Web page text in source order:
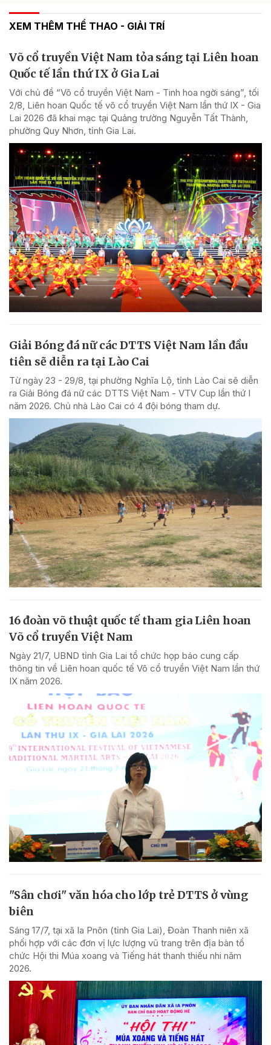
XEM THÊM THỂ THAO - GIẢI TRÍ
Võ cổ truyền Việt Nam tỏa sáng tại Liên hoan
Quốc tế lần thứ IX ở Gia Lai
Với chủ đề “Võ cổ truyền Việt Nam - Tinh hoa ngời sáng”, tối
2/8, Liên hoan Quốc tế võ cổ truyền Việt Nam lần thứ IX - Gia
Lai 2026 đã khai mạc tại Quảng trường Nguyễn Tất Thành,
phường Quy Nhơn, tỉnh Gia Lai.
Giải Bóng đá nữ các DTTS Việt Nam lần đầu
tiên sẽ diễn ra tại Lào Cai
Từ ngày 23 - 29/8, tại phường Nghĩa Lộ, tỉnh Lào Cai sẽ diễn
ra Giải Bóng đá nữ các DTTS Việt Nam - VTV Cup lần thứ I
năm 2026. Chủ nhà Lào Cai có 4 đội bóng tham dự.
16 đoàn võ thuật quốc tế tham gia Liên hoan
Võ cổ truyền Việt Nam
Ngày 21/7, UBND tỉnh Gia Lai tổ chức họp báo cung cấp
thông tin về Liên hoan quốc tế Võ cổ truyền Việt Nam lần thứ
IX năm 2026.
"Sân chơi" văn hóa cho lớp trẻ DTTS ở vùng
biên
Sáng 17/7, tại xã Ia Pnôn (tỉnh Gia Lai), Đoàn Thanh niên xã
phối hợp với các đơn vị lực lượng vũ trang trên địa bàn tổ
chức Hội thi Múa xoang và Tiếng hát thanh thiếu nhi năm
2026.